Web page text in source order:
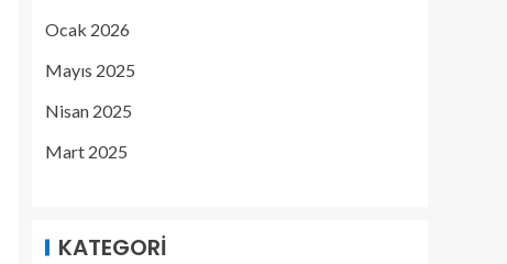
Ocak 2026
Mayıs 2025
Nisan 2025
Mart 2025
KATEGORI